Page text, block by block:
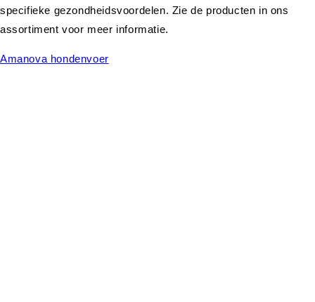
specifieke gezondheidsvoordelen. Zie de producten in ons
assortiment voor meer informatie.
Amanova hondenvoer